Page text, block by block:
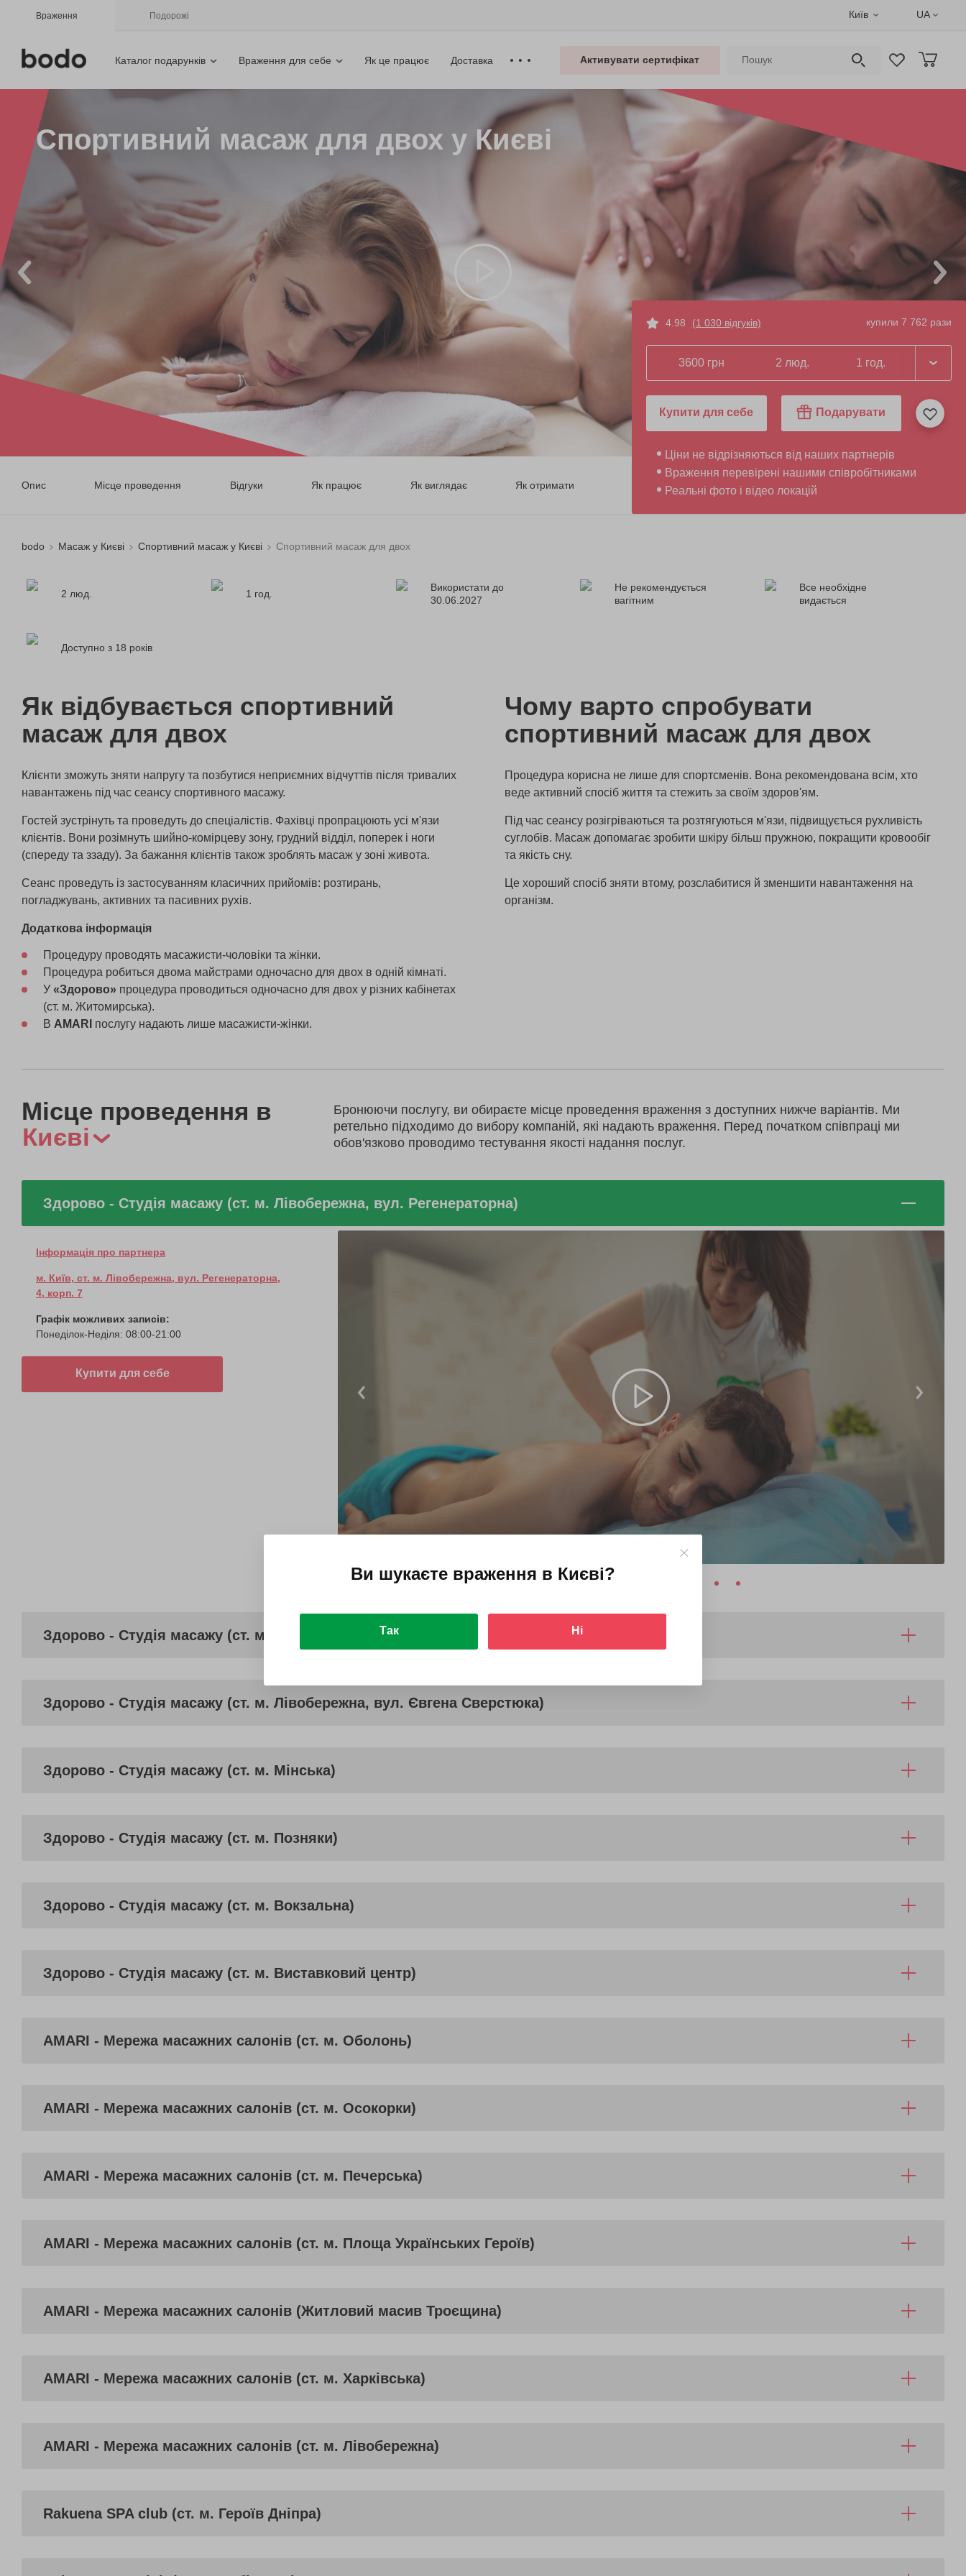
Враження Подорожі Київ UA
Каталог подарунків Враження для себе Як це працює Доставка Активувати сертифікат
Спортивний масаж для двох у Києві
Опис Місце проведення Відгуки Як працює Як виглядає Як отримати
4.98 (1 030 відгуків) купили 7 762 рази
3600 грн 2 люд. 1 год.
Купити для себе Подарувати
Ціни не відрізняються від наших партнерів
Враження перевірені нашими співробітниками
Реальні фото і відео локацій
bodo Масаж у Києві Спортивний масаж у Києві Спортивний масаж для двох
2 люд. 1 год.
Використати до
30.06.2027
Не рекомендується
вагітним
Все необхідне
видається
Доступно з 18 років
Як відбувається спортивний
масаж для двох
Клієнти зможуть зняти напругу та позбутися неприємних відчуттів після тривалих
навантажень під час сеансу спортивного масажу.
Гостей зустрінуть та проведуть до спеціалістів. Фахівці пропрацюють усі м'язи
клієнтів. Вони розімнуть шийно-комірцеву зону, грудний відділ, поперек і ноги
(спереду та ззаду). За бажання клієнтів також зроблять масаж у зоні живота.
Сеанс проведуть із застосуванням класичних прийомів: розтирань,
погладжувань, активних та пасивних рухів.
Додаткова інформація
Процедуру проводять масажисти-чоловіки та жінки.
Процедура робиться двома майстрами одночасно для двох в одній кімнаті.
У «Здорово» процедура проводиться одночасно для двох у різних кабінетах
(ст. м. Житомирська).
В AMARI послугу надають лише масажисти-жінки.
Чому варто спробувати
спортивний масаж для двох
Процедура корисна не лише для спортсменів. Вона рекомендована всім, хто
веде активний спосіб життя та стежить за своїм здоров'ям.
Під час сеансу розігріваються та розтягуються м'язи, підвищується рухливість
суглобів. Масаж допомагає зробити шкіру більш пружною, покращити кровообіг
та якість сну.
Це хороший спосіб зняти втому, розслабитися й зменшити навантаження на
організм.
Місце проведення в
Києві
Бронюючи послугу, ви обираєте місце проведення враження з доступних нижче варіантів. Ми
ретельно підходимо до вибору компаній, які надають враження. Перед початком співпраці ми
обов'язково проводимо тестування якості надання послуг.
Здорово - Студія масажу (ст. м. Лівобережна, вул. Регенераторна)
Інформація про партнера
м. Київ, ст. м. Лівобережна, вул. Регенераторна,
4, корп. 7
Графік можливих записів:
Понеділок-Неділя: 08:00-21:00
Купити для себе
Здорово - Студія масажу (ст. м. Житомирська)
Здорово - Студія масажу (ст. м. Лівобережна, вул. Євгена Сверстюка)
Здорово - Студія масажу (ст. м. Мінська)
Здорово - Студія масажу (ст. м. Позняки)
Здорово - Студія масажу (ст. м. Вокзальна)
Здорово - Студія масажу (ст. м. Виставковий центр)
AMARI - Мережа масажних салонів (ст. м. Оболонь)
AMARI - Мережа масажних салонів (ст. м. Осокорки)
AMARI - Мережа масажних салонів (ст. м. Печерська)
AMARI - Мережа масажних салонів (ст. м. Площа Українських Героїв)
AMARI - Мережа масажних салонів (Житловий масив Троєщина)
AMARI - Мережа масажних салонів (ст. м. Харківська)
AMARI - Мережа масажних салонів (ст. м. Лівобережна)
Rakuena SPA club (ст. м. Героїв Дніпра)
Ви шукаєте враження в Києві?
Так Ні